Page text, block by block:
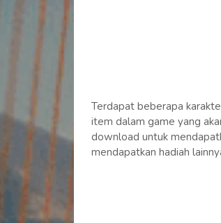
Terdapat beberapa
item dalam game yang
download untuk
mendapatkan hadiah